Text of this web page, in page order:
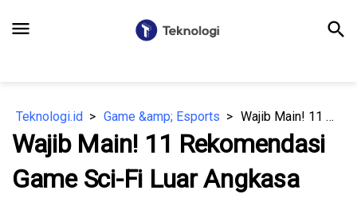
menu search
Teknologi.id Game &amp; Esports Wajib Main! 11 Rekomendasi Game Sci-Fi Luar Angkasa Paling Ditunggu di Tahun 2026
Wajib Main! 11 Rekomendasi
Game Sci-Fi Luar Angkasa